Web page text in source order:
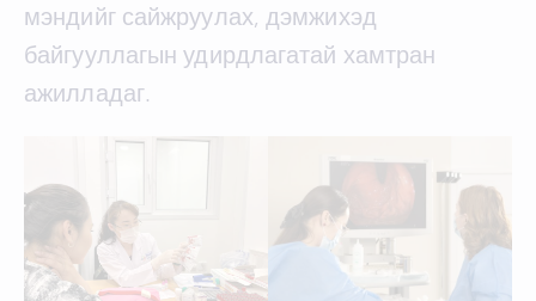
мэндийг сайжруулах, дэмжихэд
байгууллагын удирдлагатай хамтран
ажилладаг.